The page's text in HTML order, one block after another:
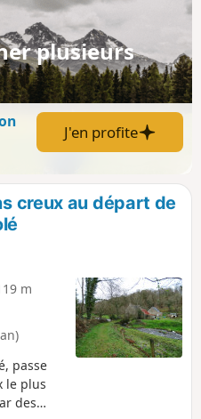
sa
plusieurs
J'en profite
creux au départ de
m
passe
le plus
des